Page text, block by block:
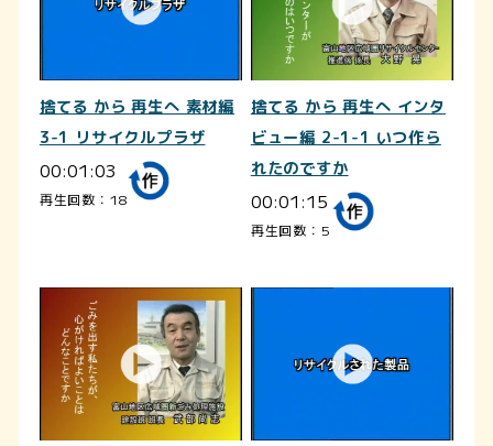
捨てる から 再生へ 素材編
3-1 リサイクルプラザ
00:01:03
再生回数：18
捨てる から 再生へ インタ
ビュー編 2-1-1 いつ作ら
れたのですか
00:01:15
再生回数：5